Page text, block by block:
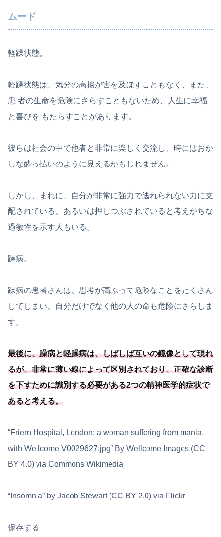
ムード
軽躁状態。
軽躁状態は、気分の高揚が害を及ぼすこともなく、また、
患 者の生命を危険にさらすこともないため、人生に幸福
と喜びを もたらすことがあります。
彼らは社会の中で他者と非常に楽しく交流し、時にはおか
しな酔っ払いのように見えるかもしれません。
しかし、まれに、自分が非常に強力で逃れられない力に支
配されている、あるいは押しつぶされていると考えがちな
過敏性を示す人もいる。
躁病。
躁病の患者さんは、思考が高ぶって危険なことをたくさん
してしまい、自分だけでなく他の人の命も危険にさらしま
す。
最後に、躁病と軽躁病は、しばしば互いの鏡像として現れ
るが、非常に薄い線によって区別されており、正確な診断
を下すために識別する必要がある2つの精神医学的症状で
あると考える。
“Friern Hospital, London; a woman suffering from mania,
with Wellcome V0029627.jpg” By Wellcome Images (CC
BY 4.0) via Commons Wikimedia
“Insomnia” by Jacob Stewart (CC BY 2.0) via Flickr
保存する